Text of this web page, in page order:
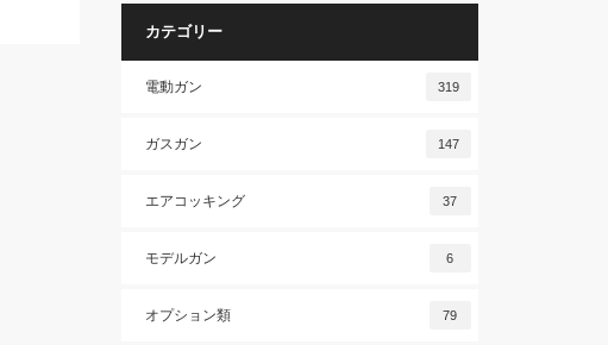
カテゴリー
電動ガン 319
ガスガン 147
エアコッキング 37
モデルガン 6
オプション類 79